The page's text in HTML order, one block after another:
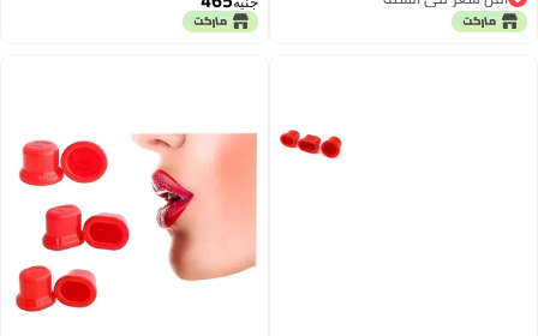
أقل سعر في السنة Moisturizing Lip Glow Oil for